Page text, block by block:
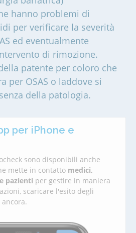
hanno problemi di
per verificare la severità
ed eventualmente
di rimozione.
patente per coloro che
per OSAS o laddove si
della patologia.
per iPhone e
sono disponibili anche
mette in contatto medici,
pazienti per gestire in maniera
scaricare l'esito degli